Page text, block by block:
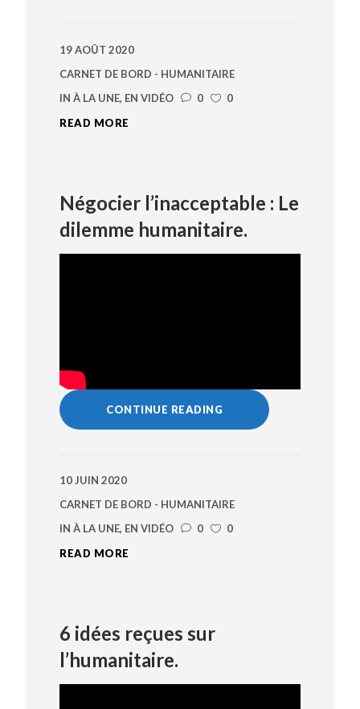
19 AOÛT 2020
CARNET DE BORD - HUMANITAIRE
IN À LA UNE, EN VIDÉO 0
0
READ MORE
Négocier l’inacceptable : Le
dilemme humanitaire.
CONTINUE READING
10 JUIN 2020
CARNET DE BORD - HUMANITAIRE
IN À LA UNE, EN VIDÉO 0
0
READ MORE
6 idées reçues sur
l’humanitaire.